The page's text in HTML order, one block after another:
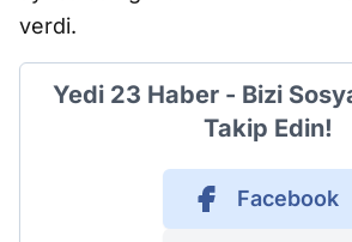
verdi.
Yedi 23 Haber - Bizi
Takip Edin!
Facebook